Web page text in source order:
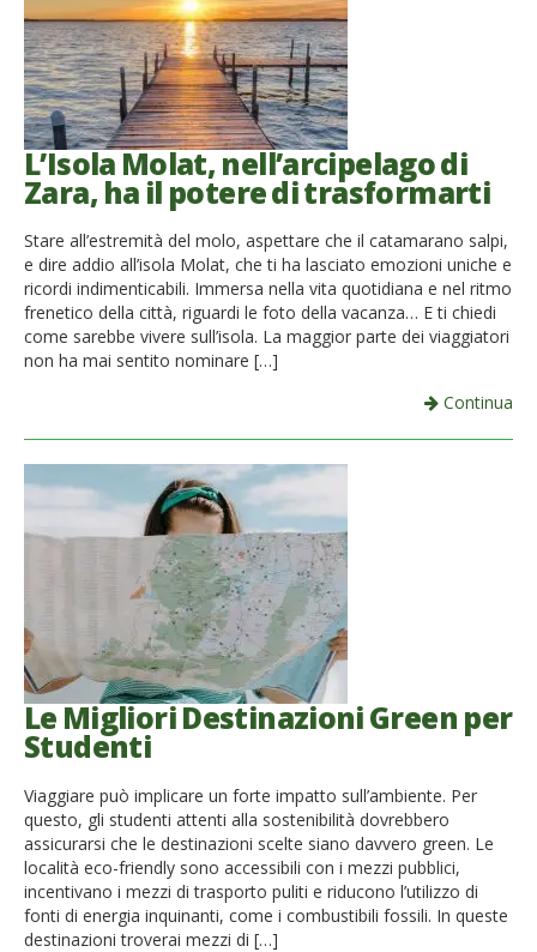
L’Isola Molat, nell’arcipelago di
Zara, ha il potere di trasformarti
Stare all’estremità del molo, aspettare che il catamarano salpi,
e dire addio all’isola Molat, che ti ha lasciato emozioni uniche e
ricordi indimenticabili. Immersa nella vita quotidiana e nel ritmo
frenetico della città, riguardi le foto della vacanza… E ti chiedi
come sarebbe vivere sull’isola. La maggior parte dei viaggiatori
non ha mai sentito nominare […]
Continua
Le Migliori Destinazioni Green per
Studenti
Viaggiare può implicare un forte impatto sull’ambiente. Per
questo, gli studenti attenti alla sostenibilità dovrebbero
assicurarsi che le destinazioni scelte siano davvero green. Le
località eco-friendly sono accessibili con i mezzi pubblici,
incentivano i mezzi di trasporto puliti e riducono l’utilizzo di
fonti di energia inquinanti, come i combustibili fossili. In queste
destinazioni troverai mezzi di […]